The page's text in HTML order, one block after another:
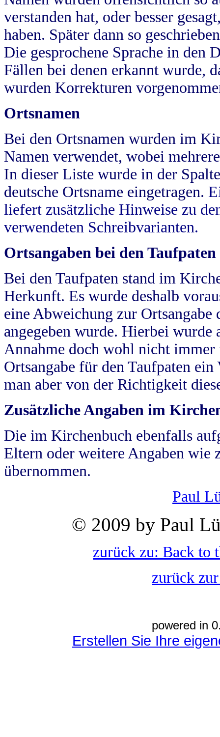
verstanden hat, oder besser
haben. Später dann so
Die gesprochene Sprache in
Fällen bei denen erkannt wurde,
wurden Korrekturen
Ortsnamen
Bei den Ortsnamen wurden im
Namen verwendet, wobei
In dieser Liste wurde in der
deutsche Ortsname eingetragen.
liefert zusätzliche Hinweise zu
verwendeten Schreibvarianten.
Ortsangaben bei den Taufpaten
Bei den Taufpaten stand im
Herkunft. Es wurde deshalb
eine Abweichung zur
angegeben wurde. Hierbei wurde
Annahme doch wohl nicht
Ortsangabe für den Taufpaten
man aber von der Richtigkeit
Zusätzliche Angaben im
Die im Kirchenbuch ebenfalls
Eltern oder weitere Angaben wie
übernommen.
Paul
© 2009 by Paul
zurück zu: Back to
zurück
powered in
Erstellen Sie Ihre